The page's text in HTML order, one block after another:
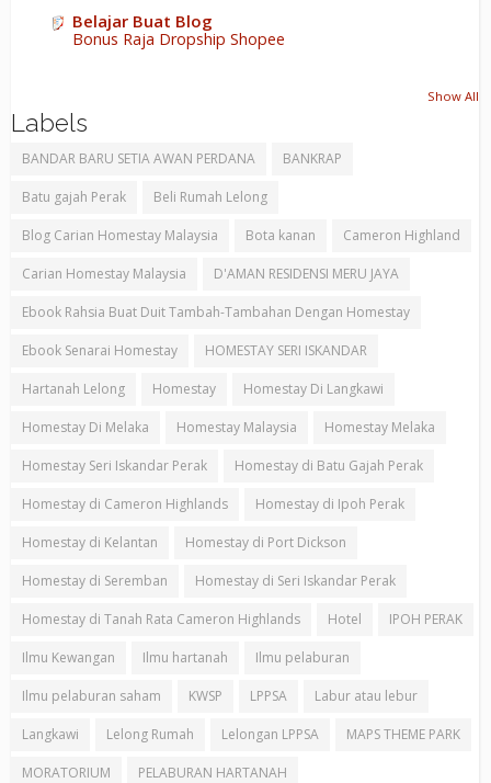
Belajar Buat Blog
Bonus Raja Dropship Shopee
Show All
Labels
BANDAR BARU SETIA AWAN PERDANA BANKRAP
Batu gajah Perak Beli Rumah Lelong
Blog Carian Homestay Malaysia Bota kanan Cameron Highland
Carian Homestay Malaysia D'AMAN RESIDENSI MERU JAYA
Ebook Rahsia Buat Duit Tambah-Tambahan Dengan Homestay
Ebook Senarai Homestay HOMESTAY SERI ISKANDAR
Hartanah Lelong Homestay Homestay Di Langkawi
Homestay Di Melaka Homestay Malaysia Homestay Melaka
Homestay Seri Iskandar Perak Homestay di Batu Gajah Perak
Homestay di Cameron Highlands Homestay di Ipoh Perak
Homestay di Kelantan Homestay di Port Dickson
Homestay di Seremban Homestay di Seri Iskandar Perak
Homestay di Tanah Rata Cameron Highlands Hotel IPOH PERAK
Ilmu Kewangan Ilmu hartanah Ilmu pelaburan
Ilmu pelaburan saham KWSP LPPSA Labur atau lebur
Langkawi Lelong Rumah Lelongan LPPSA MAPS THEME PARK
MORATORIUM PELABURAN HARTANAH